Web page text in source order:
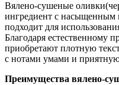
Вялено-сушеные
ингредиент с насыщенным
подходит для
Благодаря естественному
приобретают плотную
с нотами умами и
Преимущества вялено-